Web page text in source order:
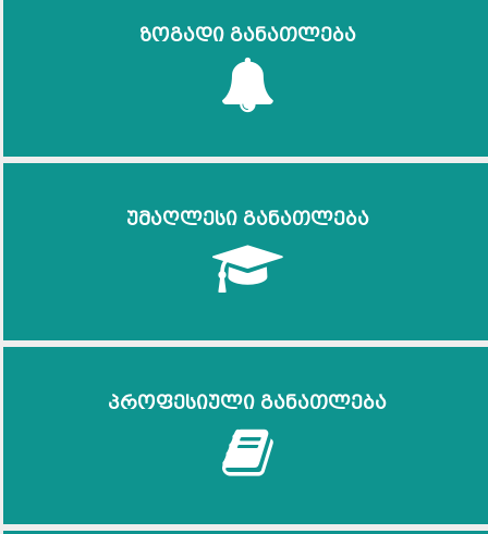
ზოგადი განათლება
უმაღლესი განათლება
პროფესიული განათლება